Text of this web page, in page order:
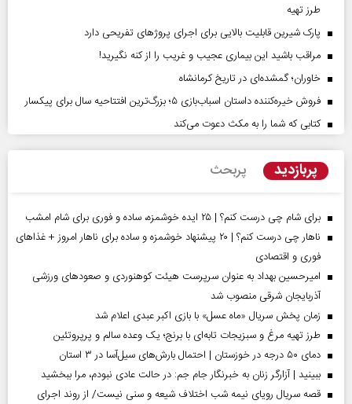
طرز تهیه
پارک شیرین قابلیت‌ بالایی برای اجرای پروژهای تفریحی دارد
مراقب باشید این بیماری عجیب و غریب را از کنه نگیرید!
خاوران؛ گمشده‌ای در تاریخ کرمانشاه
فروش خیره‌کننده داستان اسباب‌بازی ۵؛ بزرگ‌ترین افتتاحیه سال برای پیکسار
کتابی که شما را به مکث دعوت می‌کند
پربازدید پربحث
برای شام چی درست کنم؟ | ۲۵ ایده خوشمزه، ساده و فوری برای شام امشب
ناهار چی درست کنم؟ | ۲۰ پیشنهاد خوشمزه و ساده برای ناهار امروز + غذاهای
فوری و اقتصادی
امیرحسین بهداد به عنوان سرپرست هیئت کوهنوردی و صعودهای ورزشی
آذربایجان شرقی منصوب شد
زمان پخش سریال «ماه عسل» با بازی اکبر عبدی اعلام شد
طرز تهیه مرغ و سبزیجات تابه‌ای با برنج؛ یک وعده سالم و پرپروتئین
دمای ۵۰ درجه در خوزستان | احتمال بارش‌های سیل‌آسا در ۳ استان
ببینید | آزارگر زنان به خبرنگار جام جم: در حالت عادی نبودم، مرا ببخشید
قصه سریال رویای نیمه شب اختلاف شیعه و سنی نیست/ از روند اجرای